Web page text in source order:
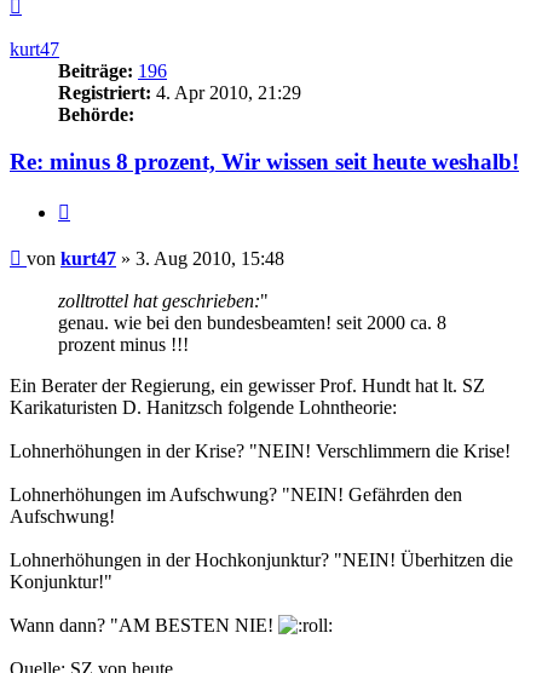
kurt47
Beiträge: 196
Registriert: 4. Apr 2010, 21:29
Behörde:
Re: minus 8 prozent, Wir wissen seit heute weshalb!
Beitrag
von kurt47 » 3. Aug 2010, 15:48
zolltrottel hat geschrieben:"
genau. wie bei den bundesbeamten! seit 2000 ca. 8
prozent minus !!!
Ein Berater der Regierung, ein gewisser Prof. Hundt hat lt. SZ
Karikaturisten D. Hanitzsch folgende Lohntheorie:
Lohnerhöhungen in der Krise? "NEIN! Verschlimmern die Krise!
Lohnerhöhungen im Aufschwung? "NEIN! Gefährden den
Aufschwung!
Lohnerhöhungen in der Hochkonjunktur? "NEIN! Überhitzen die
Konjunktur!"
Wann dann? "AM BESTEN NIE!
Quelle: SZ von heute